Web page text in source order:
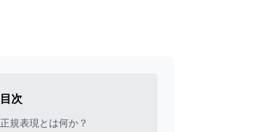
目次
正規表現とは何か？